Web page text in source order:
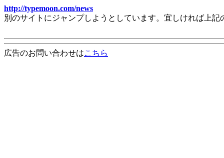
http://typemoon.com/news
別のサイトにジャンプしようとしています。宜しければ上
広告のお問い合わせはこちら